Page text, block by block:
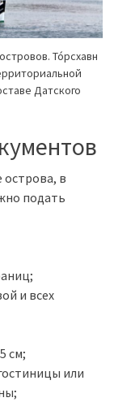
То́рсхавн
Датского
острова, в
подать
и всех
см;
или